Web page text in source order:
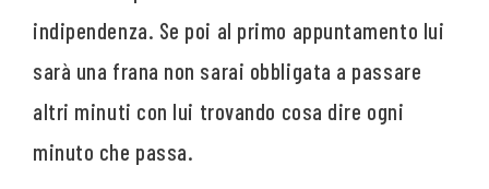
indipendenza. Se poi al primo appuntamento lui
sarà una frana non sarai obbligata a passare
altri minuti con lui trovando cosa dire ogni
minuto che passa.